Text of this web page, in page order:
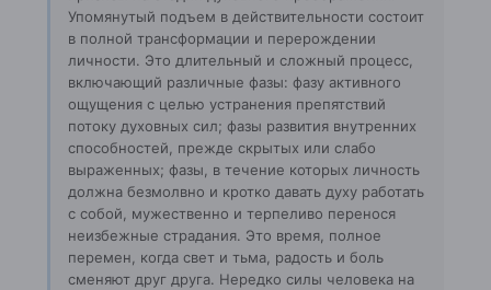
Упомянутый подъем в действительности состоит
в полной трансформации и перерождении
личности. Это длительный и сложный процесс,
включающий различные фазы: фазу активного
ощущения с целью устранения препятствий
потоку духовных сил; фазы развития внутренних
способностей, прежде скрытых или слабо
выраженных; фазы, в течение которых личность
должна безмолвно и кротко давать духу работать
с собой, мужественно и терпеливо перенося
неизбежные страдания. Это время, полное
перемен, когда свет и тьма, радость и боль
сменяют друг друга. Нередко силы человека на